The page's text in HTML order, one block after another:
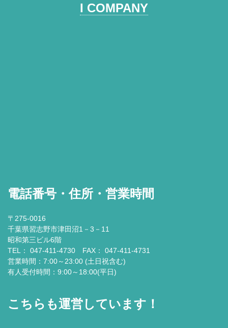
I COMPANY
電話番号・住所・営業時間
〒275-0016
千葉県習志野市津田沼1－3－11
昭和第三ビル6階
TEL： 047-411-4730 FAX： 047-411-4731
営業時間：7:00～23:00 (土日祝含む)
有人受付時間：9:00～18:00(平日)
こちらも運営しています！